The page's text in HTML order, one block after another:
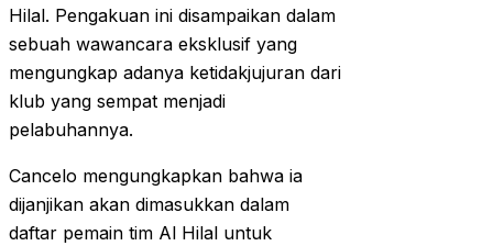
Hilal. Pengakuan ini disampaikan dalam
sebuah wawancara eksklusif yang
mengungkap adanya ketidakjujuran dari
klub yang sempat menjadi
pelabuhannya.
Cancelo mengungkapkan bahwa ia
dijanjikan akan dimasukkan dalam
daftar pemain tim Al Hilal untuk